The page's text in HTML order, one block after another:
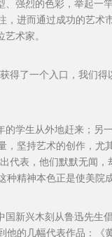
强烈的色彩，举起一
进而通过成功的艺术
术家。
了一个入口，我们得
学生从外地赶来；另
，坚持艺术的创作，尤
代表，他们默默无闻
精神本色正是使美院
新兴木刻从鲁迅先生
他的几幅代表作品：《